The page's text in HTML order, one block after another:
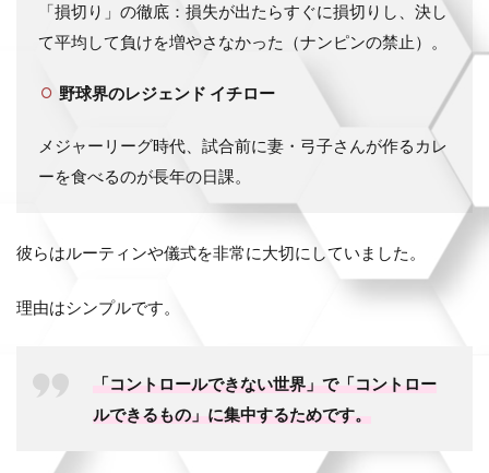
「損切り」の徹底：損失が出たらすぐに損切りし、決し
て平均して負けを増やさなかった（ナンピンの禁止）。
野球界のレジェンド イチロー
メジャーリーグ時代、試合前に妻・弓子さんが作るカレ
ーを食べるのが長年の日課。
彼らはルーティンや儀式を非常に大切にしていました。
理由はシンプルです。
「コントロールできない世界」で「コントロー
ルできるもの」に集中するためです。